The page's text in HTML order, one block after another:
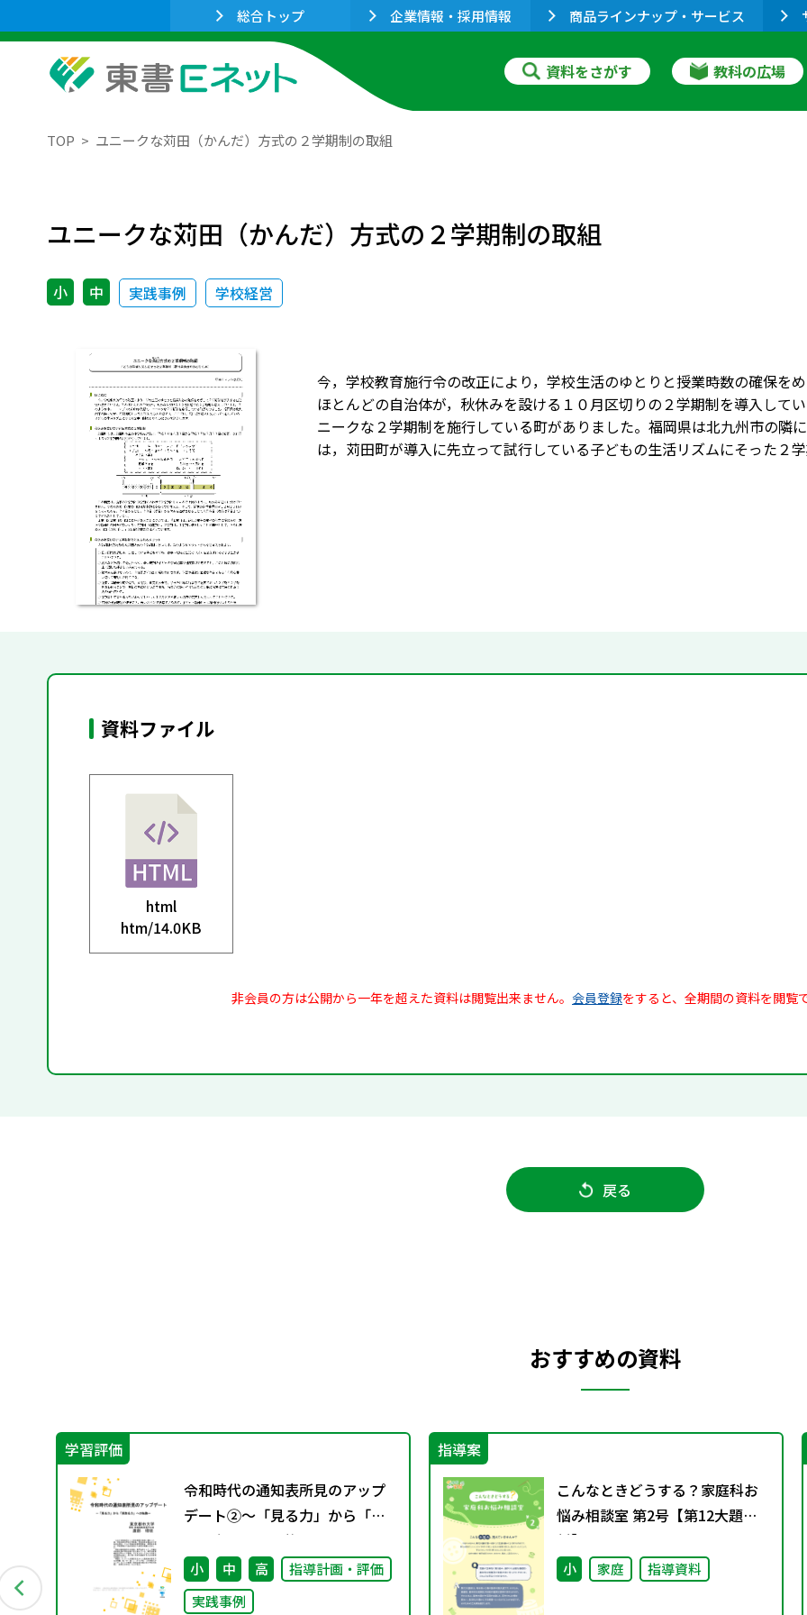
総合トップ 企業情報・採用情報 商品ラインナップ・サービス
資料をさがす 教科の広場
TOP ユニークな苅田（かんだ）方式の２学期制の取組
ユニークな苅田（かんだ）方式の２学期制の取組
小 中 実践事例 学校経営
今，学校教育施行令の改正により，学校生活のゆとりと授業時数の確保を
ほとんどの自治体が，秋休みを設ける１０月区切りの２学期制を導入して
ニークな２学期制を施行している町がありました。福岡県は北九州市の隣
は，苅田町が導入に先立って試行している子どもの生活リズムにそった２
資料ファイル
html
htm/14.0KB
非会員の方は公開から一年を超えた資料は閲覧出来ません。 会員登録をすると、全期間の資料を閲覧
戻る
おすすめの資料
学習評価
令和時代の通知表所見のアップ
デート②～「見る力」から「見
取る力」への転換～
小 中 高
指導計画・評価
実践事例
指導案
こんなときどうする？家庭科お
悩み相談室 第2号【第12大題
材】
小 家庭 指導資料